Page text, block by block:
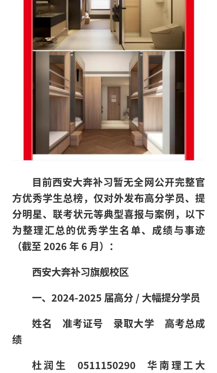
目前西安大奔补习暂无全网公开完整官
方优秀学生总榜，仅对外发布高分学员、提
分明星、联考状元等典型喜报与案例，以下
为整理汇总的优秀学生名单、成绩与事迹
（截至 2026 年 6 月）：
西安大奔补习旗舰校区
一、2024-2025 届高分 / 大幅提分学员
姓名 准考证号 录取大学 高考总成
绩
杜润生 0511150290 华南理工大